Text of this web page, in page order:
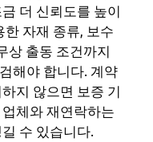
더 신뢰도를 높이
한 자재 종류, 보수
상 출동 조건까지
해야 합니다. 계약
지 않으면 보증 기
체와 재연락하는
수 있습니다.